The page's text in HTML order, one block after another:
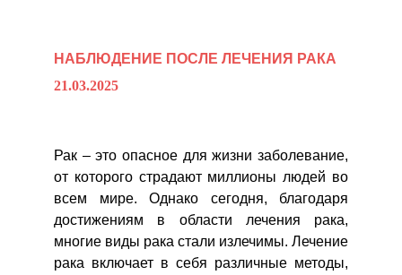
21.03.2025
НАБЛЮДЕНИЕ ПОСЛЕ ЛЕЧЕНИЯ РАКА
Рак – это опасное для жизни заболевание,
от которого страдают миллионы людей во
всем мире. Однако сегодня, благодаря
достижениям в области лечения рака,
многие виды рака стали излечимы. Лечение
рака включает в себя различные методы,